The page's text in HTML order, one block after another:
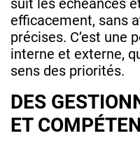
suit les échéances
efficacement, sans
précises. C’est une
interne et externe,
sens des priorités.
DES
ET